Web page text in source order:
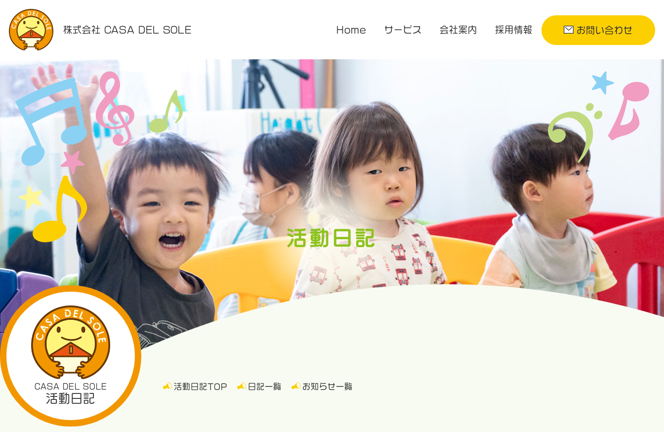
株式会社 CASA DEL SOLE Home サービス
企業主導型保育園
花音保育園
医療的ケア対応型児童発達支援
放課後等デイサービス
あまね
会社案内 採用情報 お問い合わせ
活動日記
CASA DEL SOLE
活動日記
活動日記TOP 日記一覧 お知らせ一覧